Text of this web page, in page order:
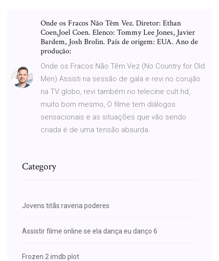
Onde os Fracos Não Têm Vez. Diretor: Ethan
Coen,Joel Coen. Elenco: Tommy Lee Jones, Javier
Bardem, Josh Brolin. País de origem: EUA. Ano de
produção:
Onde os Fracos Não Têm Vez (No Country for Old
Men) Assisti na sessão de gala e revi no corujão
na TV globo, revi também no telecine cult hd,
muito bom mesmo, O filme tem diálogos
sensacionais e as situações que vão sendo
criada é de uma tensão absurda.
Category
Jovens titãs ravena poderes
Assistir filme online se ela dança eu danço 6
Frozen 2 imdb plot